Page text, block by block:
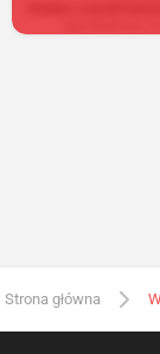
Strona główna